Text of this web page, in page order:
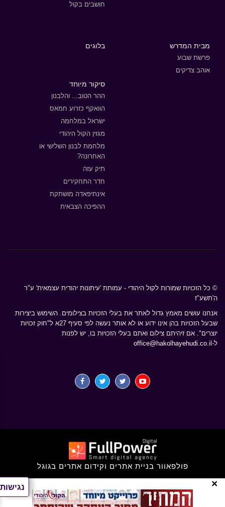
נגישות ×
חושבים בקול
מבית המדרש
פרשת שבוע
אוהב צדיקים
בלוגים
סיקור מיוחד
ההר הטוב... והלבנון
הוואקף כזרוע חמאס
ישראל במלחמה
מגזין הקול היהודי
מלחמת לבנון השלישי או
האחרונה?
תיק עזה
חדר התחקירים
אינתיפאדה מושתקת
ההפיכה הצבאית
© כל הזכויות שמורות לקול היהודי - עמותת 'עיתונות יהודית עצמאית' ע"ר
ה'תשע"ז
אנחנו עושים מאמץ גדול לאתר את בעלי הזכויות בצילומים. השימוש ביצירות
שבעל הזכויות בהן אינו ידוע או לא אותר נעשה לפי סעיף 27א ל"חוק זכויות
יוצרים". אם זיהיתם צילום ואתם בעלי הזכויות בו, יש לפנות
ל- office@hakolhayehudi.co.il
פולפאוור בניית אתרים וקידום אתרים בגוגל